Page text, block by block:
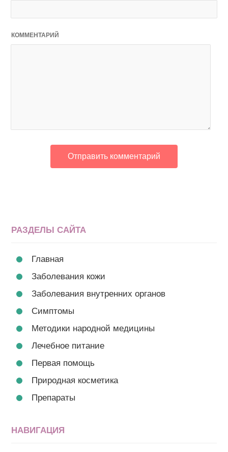
КОММЕНТАРИЙ
РАЗДЕЛЫ САЙТА
Главная
Заболевания кожи
Заболевания внутренних органов
Симптомы
Методики народной медицины
Лечебное питание
Первая помощь
Природная косметика
Препараты
НАВИГАЦИЯ